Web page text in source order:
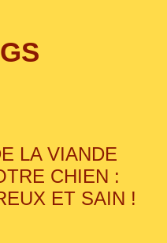
LA VIANDE
CHIEN :
ET SAIN !